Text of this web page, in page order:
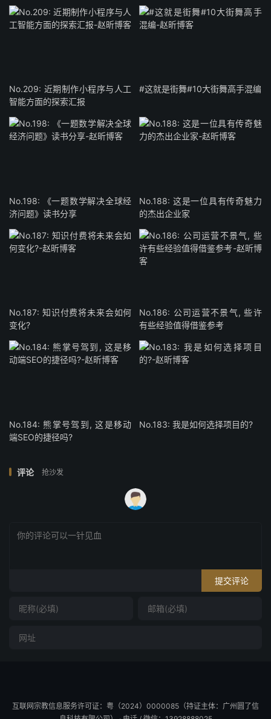
No.209: 近期制作小程序与人工
智能方面的探索汇报
#这就是街舞#10大街舞高手混编
No.198: 《一题数学解决全球经
济问题》读书分享
No.188: 这是一位具有传奇魅力
的杰出企业家
No.187: 知识付费将未来会如何
变化?
No.186: 公司运营不景气, 些许
有些经验值得借鉴参考
No.184: 熊掌号驾到, 这是移动
端SEO的捷径吗?
No.183: 我是如何选择项目的?
评论 抢沙发
提交评论
互联网宗教信息服务许可证：粤（2024）0000085（持证主体：广州圆了信